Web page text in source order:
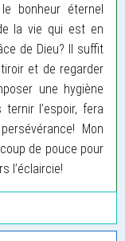
bonheur éternel
la vie qui est en
de Dieu? Il suffit
et de regarder
une hygiène
l’espoir, fera
Mon
de pouce pour
l’éclaircie!